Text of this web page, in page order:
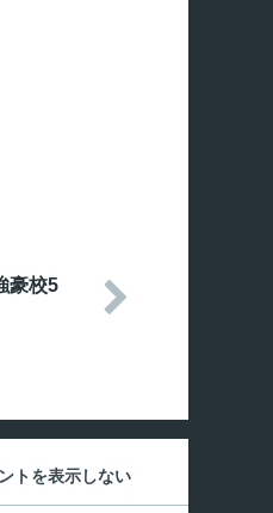
豪校5

トを表示しない